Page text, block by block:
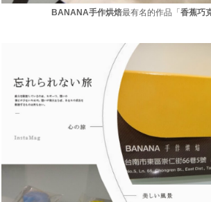
BANANA手作烘焙最有名的作品「 香蕉巧